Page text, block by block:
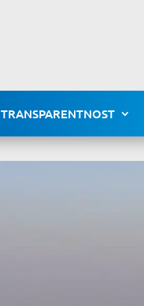
TRANSPARENTNOST